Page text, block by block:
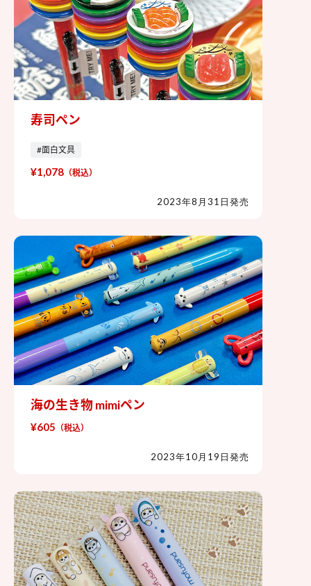
寿司ペン
寿司ペン
#面白文具
¥1,078 （税込）
2023年8月31日発売
海の生き物 mimiペン
海の生き物 mimiペン
¥605 （税込）
2023年10月19日発売